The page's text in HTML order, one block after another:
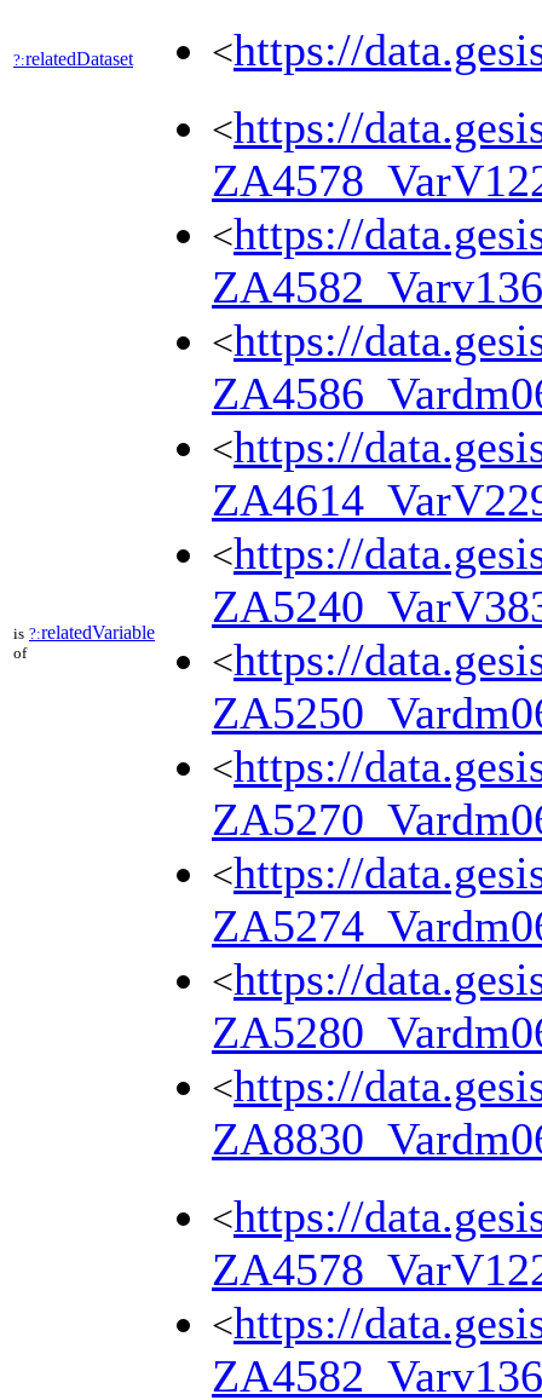
?:relatedDataset <https://
is ?:relatedVariable
of
<https://
<https://
<https://
<https://
<https://
<https://
<https://
<https://
<https://
<https://
<https://
<https://